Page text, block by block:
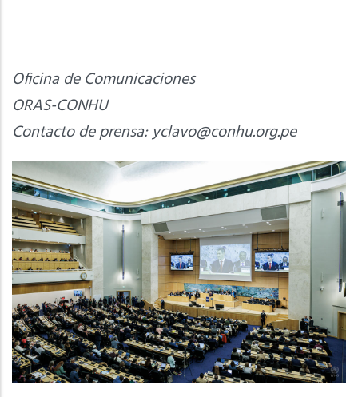
Oficina de Comunicaciones
ORAS-CONHU
Contacto de prensa:yclavo@conhu.org.pe